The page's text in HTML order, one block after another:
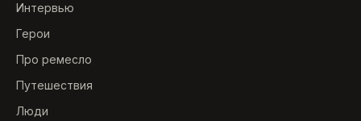
Интервью
Герои
Про ремесло
Путешествия
Люди